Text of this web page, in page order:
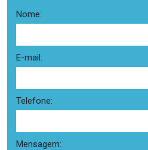
Nome:
E-mail:
Telefone:
Mensagem: